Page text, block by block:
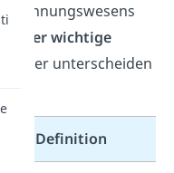
Rechnungswesens
vier wichtige
sicher unterscheiden
Definition